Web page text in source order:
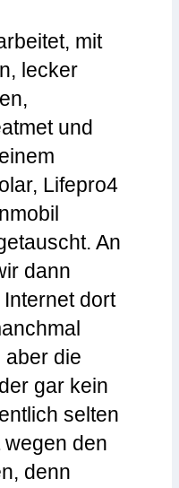
mit
lecker
und
Lifepro4
An
dann
dort
die
gar kein
selten
den
denn